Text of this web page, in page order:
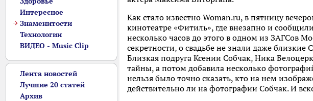
Интересное
Знаменитости
Технологии
ВИДЕО - Music Clip
Лента новостей
Лучшие 20 статей
Архив
Как стало известно Woman.ru, в пятницу
кинотеатре «Фитиль», где внезапно и
несколько часов до этого в одном из ЗАГСов
секретности, о свадьбе не знали даже близкие
Близкая подруга Ксении Собчак, Ника
тайны, а потом добавила несколько
нельзя было точно сказать, кто на нем
действительно ли на фотографии Собчак. И